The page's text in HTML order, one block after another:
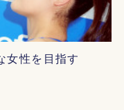
女性を目指す